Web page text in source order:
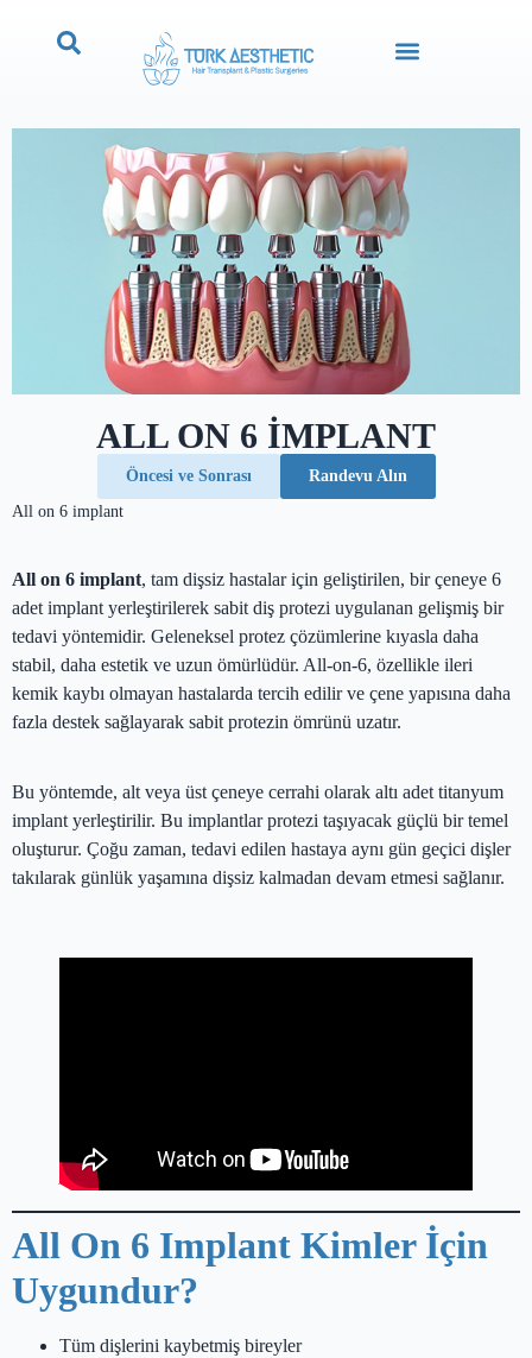
ALL ON 6 IMPLANT
Öncesi ve Sonrası
Randevu Alın
All on 6 implant
All on 6 implant, tam dişsiz hastalar için geliştirilen, bir çeneye 6
adet implant yerleştirilerek sabit diş protezi uygulanan gelişmiş bir
tedavi yöntemidir. Geleneksel protez çözümlerine kıyasla daha
stabil, daha estetik ve uzun ömürlüdür. All-on-6, özellikle ileri
kemik kaybı olmayan hastalarda tercih edilir ve çene yapısına daha
fazla destek sağlayarak sabit protezin ömrünü uzatır.
Bu yöntemde, alt veya üst çeneye cerrahi olarak altı adet titanyum
implant yerleştirilir. Bu implantlar protezi taşıyacak güçlü bir temel
oluşturur. Çoğu zaman, tedavi edilen hastaya aynı gün geçici dişler
takılarak günlük yaşamına dişsiz kalmadan devam etmesi sağlanır.
All on 6 implant
All On 6 Implant Kimler İçin
Uygundur?
Tüm dişlerini kaybetmiş bireyler